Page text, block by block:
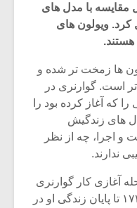
مقایسه با مدل های
کرد. ویولون های
هستند.
ویولون ها زمخت تر شده و
است. گوارنری در
را که آغاز کرده بود را
های زندگیش
و اجرا، چه از نظر
ندارند.
از مرحله آغازی کار گوارنری
دل جزو موجود هستند. از سال ۱۷۳۱ تا پایان زندگی او در